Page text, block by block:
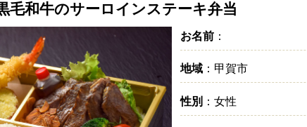
和牛のサーロインステーキ弁当
お名前 ：
地域 ：甲賀市
性別 ：女性